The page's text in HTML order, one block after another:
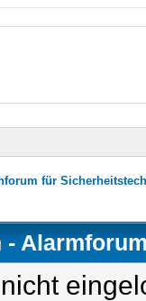
für
-